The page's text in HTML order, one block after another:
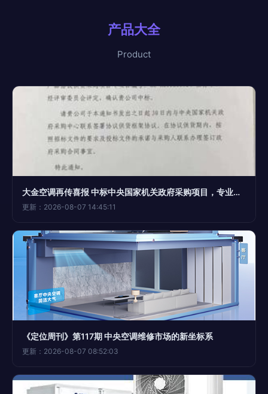
产品大全
Product
大金空调再传喜报 中标中央国家机关政府采购项目，专业维修服务成亮点
更新：2026-08-07 14:45:11
《定位周刊》第117期 中央空调维修市场的新坐标系
更新：2026-08-07 08:52:03